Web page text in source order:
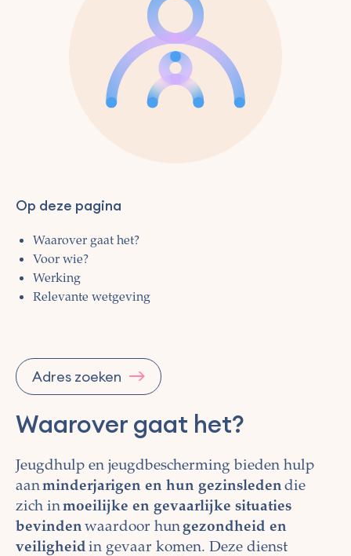
Op deze pagina
Waarover gaat het?
Voor wie?
Werking
Relevante wetgeving
Adres zoeken
Waarover gaat het?
Jeugdhulp en jeugdbescherming bieden hulp
aanminderjarigen en hun gezinsleden die
zich inmoeilijke en gevaarlijke situaties
bevinden waardoor hun gezondheid en
veiligheid in gevaar komen. Deze dienst